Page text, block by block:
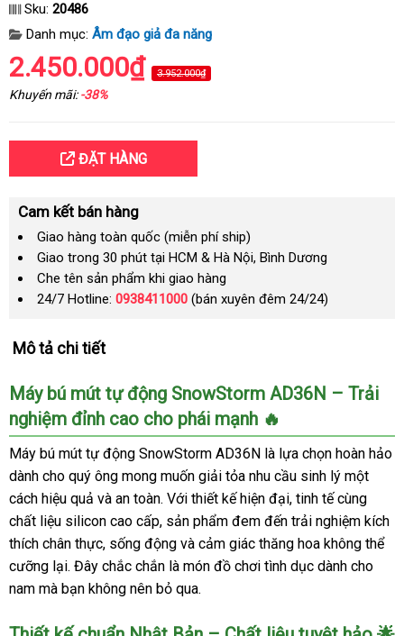
Sku: 20486
Danh mục: Âm đạo giả đa năng
2.450.000₫ 3.952.000₫
Khuyến mãi:-38%
ĐẶT HÀNG
Cam kết bán hàng
Giao hàng toàn quốc (miễn phí ship)
Giao trong 30 phút tại HCM & Hà Nội, Bình Dương
Che tên sản phẩm khi giao hàng
24/7 Hotline: 0938411000 (bán xuyên đêm 24/24)
Mô tả chi tiết
Máy bú mút tự động SnowStorm AD36N – Trải
nghiệm đỉnh cao cho phái mạnh 🔥
Máy bú mút tự động SnowStorm AD36N là lựa chọn hoàn hảo
dành cho quý ông mong muốn giải tỏa nhu cầu sinh lý một
cách hiệu quả và an toàn. Với thiết kế hiện đại, tinh tế cùng
chất liệu silicon cao cấp, sản phẩm đem đến trải nghiệm kích
thích chân thực, sống động và cảm giác thăng hoa không thể
cưỡng lại. Đây chắc chắn là món đồ chơi tình dục dành cho
nam mà bạn không nên bỏ qua.